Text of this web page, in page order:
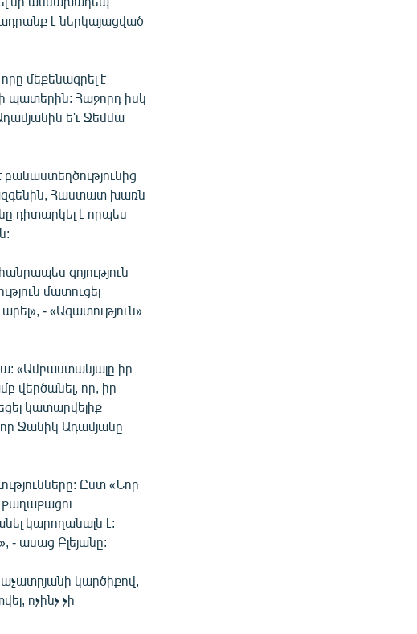
է ներկայացված
մեքենագրել է
պատերին: Հաջորդ իսկ
ե'ւ Ջեմմա
Հաստատ խառն
դիտարկել է որպես
գոյություն
մատուցել
- «Ազատություն»
«Ամբաստանյալը իր
վերծանել, որ, իր
կատարվելիք
որ Ջանիկ Ադամյանը
Ըստ «Նոր
քաղաքացու
կարողանալն է:
- ասաց Բլեյանը:
կարծիքով,
ոչինչ չի